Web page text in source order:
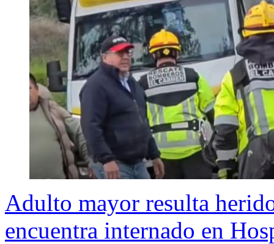
Adulto mayor resulta
encuentra internado en